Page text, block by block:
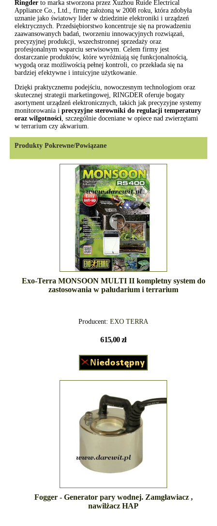
Ringder to marka stworzona przez Xuzhou Ruide Electrical
Appliance Co., Ltd., firmę założoną w 2008 roku, która zdobyła
uznanie jako światowy lider w dziedzinie elektroniki i urządzeń
elektrycznych. Przedsiębiorstwo koncentruje się na prowadzeniu
zaawansowanych badań, tworzeniu innowacyjnych rozwiązań,
precyzyjnej produkcji, wszechstronnej sprzedaży oraz
profesjonalnym wsparciu serwisowym. Celem firmy jest
dostarczanie produktów, które wyróżniają się funkcjonalnością,
wygodą oraz możliwością pełnej kontroli, co przekłada się na
bardziej efektywne i intuicyjne użytkowanie.
Dzięki praktycznemu podejściu, nowoczesnym technologiom oraz
skutecznej strategii marketingowej, RINGDER oferuje bogaty
asortyment urządzeń elektronicznych, takich jak precyzyjne systemy
monitorowania i precyzyjne sterowniki do regulacji temperatury
oraz wilgotności , szczególnie doceniane w opiece nad zwierzętami
w terrarium czy akwarium.
Produkty Pokrewne/Powiązane
Exo-Terra MONSOON MULTI II kompletny system do
zastosowania w paludarium i terrarium
Producent: EXO TERRA
615,00 zł
Fogger - Generator pary wodnej. Zamgławiacz ,
nawilżacz HAP